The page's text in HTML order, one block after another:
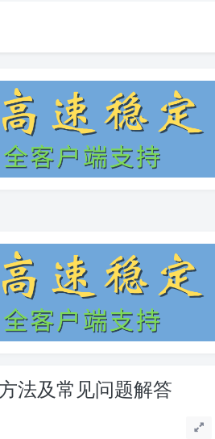
法及常见问题解答